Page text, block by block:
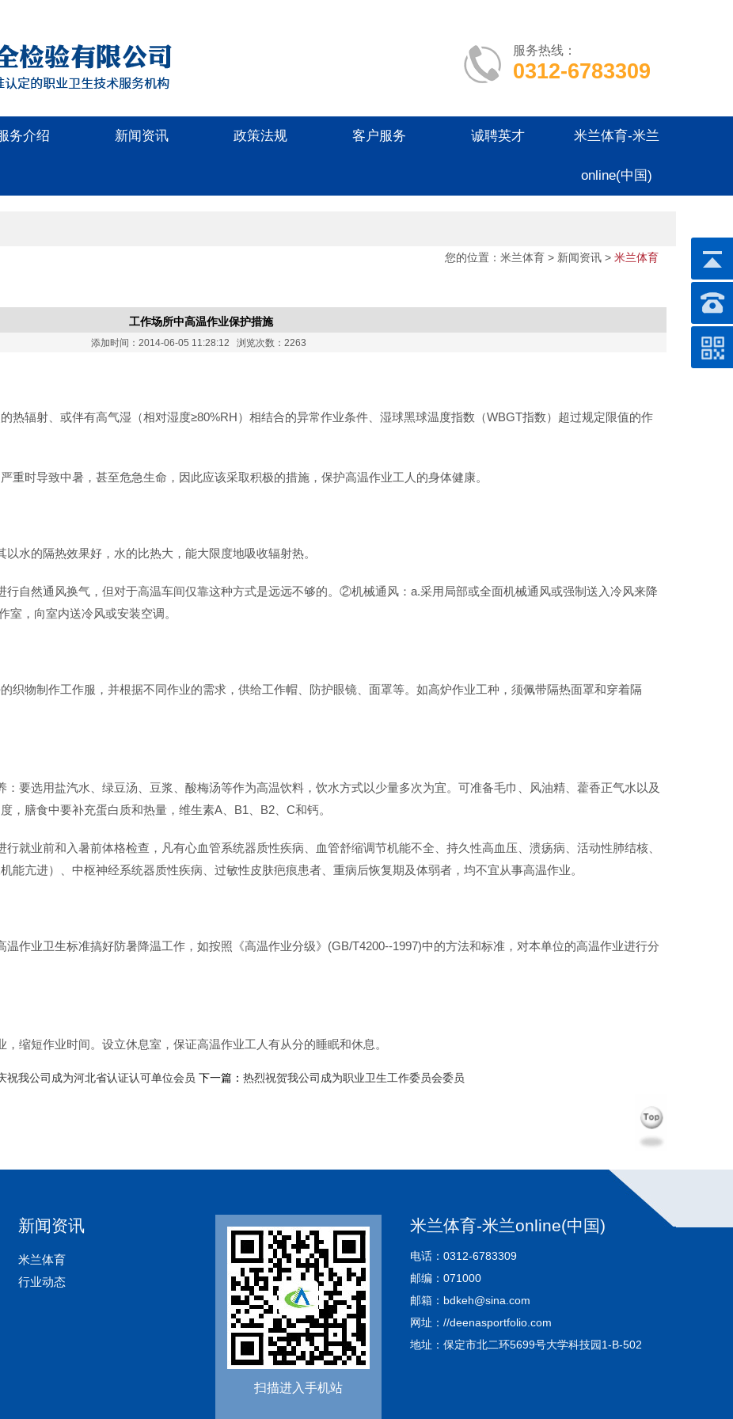
服务热线：
0312-6783309
务介绍 新闻资讯 政策法规 客户服务 诚聘英才 米兰体育-米兰
online(中国)
您的位置： 米兰体育 > 新闻资讯 > 米兰体育
工作场所中高温作业保护措施
添加时间：2014-06-05 11:28:12 浏览次数：2263
热辐射、或伴有高气湿（相对湿度≥80%RH）相结合的异常作业条件、湿球黑球温度指数（WBGT指数）超过规定限值的作
重时导致中暑，甚至危急生命，因此应该采取积极的措施，保护高温作业工人的身体健康。
水的隔热效果好，水的比热大，能大限度地吸收辐射热。
自然通风换气，但对于高温车间仅靠这种方式是远远不够的。②机械通风：a.采用局部或全面机械通风或强制送入冷风来降
室，向室内送冷风或安装空调。
织物制作工作服，并根据不同作业的需求，供给工作帽、防护眼镜、面罩等。如高炉作业工种，须佩带隔热面罩和穿着隔
要选用盐汽水、绿豆汤、豆浆、酸梅汤等作为高温饮料，饮水方式以少量多次为宜。可准备毛巾、风油精、藿香正气水以及
，膳食中要补充蛋白质和热量，维生素A、B1、B2、C和钙。
就业前和入暑前体格检查，凡有心血管系统器质性疾病、血管舒缩调节机能不全、持久性高血压、溃疡病、活动性肺结核、
能亢进）、中枢神经系统器质性疾病、过敏性皮肤疤痕患者、重病后恢复期及体弱者，均不宜从事高温作业。
作业卫生标准搞好防暑降温工作，如按照《高温作业分级》(GB/T4200--1997)中的方法和标准，对本单位的高温作业进行分
缩短作业时间。设立休息室，保证高温作业工人有从分的睡眠和休息。
祝我公司成为河北省认证认可单位会员 下一篇： 热烈祝贺我公司成为职业卫生工作委员会委员
新闻资讯
米兰体育
行业动态
米兰体育-米兰online(中国)
电话：0312-6783309
邮编：071000
邮箱：bdkeh@sina.com
网址：//deenasportfolio.com
地址：保定市北二环5699号大学科技园1-B-502
扫描进入手机站